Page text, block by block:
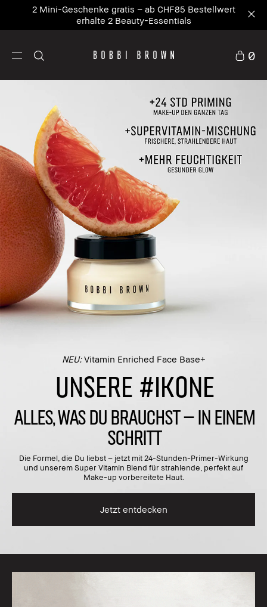
Unsere Nr. 1 Ikone – wo Pflege auf Primer trifft.
NEU Vitamin Enriched Face Base+Entdecke die
neue Ikone
0
NEU:Vitamin Enriched Face Base+
UNSERE #IKONE
ALLES, WAS DU BRAUCHST – IN EINEM
SCHRITT
Die Formel, die Du liebst – jetzt mit 24-Stunden-Primer-Wirkung
und unserem Super Vitamin Blend für strahlende, perfekt auf
Make-up vorbereitete Haut.
Jetzt entdecken